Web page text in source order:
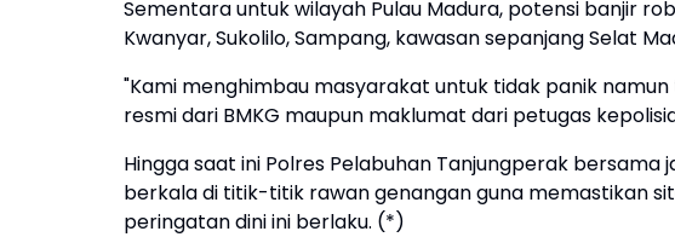
Sementara untuk wilayah Pulau Madura, potensi banjir
Kwanyar, Sukolilo, Sampang, kawasan sepanjang Selat
"Kami menghimbau masyarakat untuk tidak panik
resmi dari BMKG maupun maklumat dari petugas
Hingga saat ini Polres Pelabuhan Tanjungperak
berkala di titik-titik rawan genangan guna memastikan
peringatan dini ini berlaku. (*)